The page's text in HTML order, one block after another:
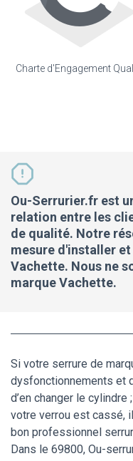
Charte d'Engagement
Ou-Serrurier.fr est
relation entre les
de qualité. Notre
mesure d'installer
Vachette. Nous ne
marque Vachette.
Si votre serrure de
dysfonctionnements et
d’en changer le
votre verrou est cassé,
bon professionnel
Dans le 69800, Ou-